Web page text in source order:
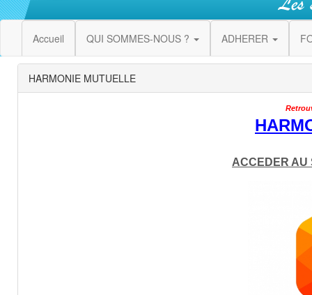
Accueil QUI SOMMES-NOUS ? ADHERER
HARMONIE MUTUELLE
ACCEDER AU